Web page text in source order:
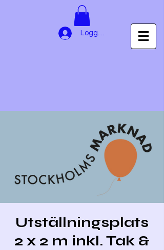
Logga in
Utställningsplats
2 x 2 m inkl. Tak &